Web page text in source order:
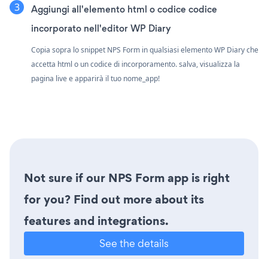
Aggiungi all'elemento html o codice codice
incorporato nell'editor WP Diary
Copia sopra lo snippet NPS Form in qualsiasi elemento WP Diary che
accetta html o un codice di incorporamento. salva, visualizza la
pagina live e apparirà il tuo nome_app!
Not sure if our NPS Form app is right
for you? Find out more about its
features and integrations.
See the details